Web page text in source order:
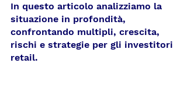
In questo articolo analizziamo la
situazione in profondità,
confrontando multipli, crescita,
rischi e strategie per gli investitori
retail.